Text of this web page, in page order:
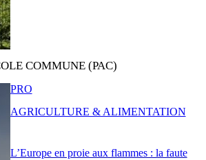
COMMUNE (PAC)
L’Europe en proie aux flammes : la faute
PRO
AGRICULTURE & ALIMENTATION